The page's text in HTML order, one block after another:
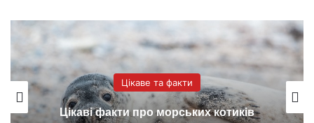
Цікаве та факти
Цікаві факти про морських котиків